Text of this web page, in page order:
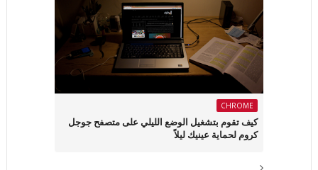
CHROME
كيف تقوم بتشغيل الوضع الليلي على متصفح جوجل
كروم لحماية عينيك ليلاً